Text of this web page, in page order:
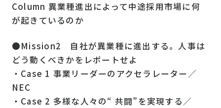
Column 異業種進出によって中途採用市場に何
が起きているのか
●Mission2 自社が異業種に進出する。人事は
どう動くべきかをレポートせよ
・Case 1 事業リーダーのアクセラレーター／
NEC
・Case 2 多様な人々の“ 共闘”を実現する／